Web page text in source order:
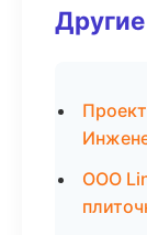
ООО